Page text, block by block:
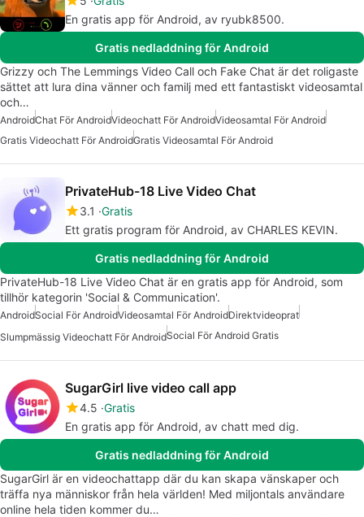
En gratis app för Android, av ryubk8500.
Gratis nedladdning för Android
Grizzy och The Lemmings Video Call och Fake Chat är det roligaste
sättet att lura dina vänner och familj med ett fantastiskt videosamtal
och…
AndroidChat För AndroidVideochatt För AndroidVideosamtal För Android
Gratis Videochatt För AndroidGratis Videosamtal För Android
PrivateHub-18 Live Video Chat
3.1 Gratis
Ett gratis program för Android, av CHARLES KEVIN.
Gratis nedladdning för Android
PrivateHub-18 Live Video Chat är en gratis app för Android, som
tillhör kategorin 'Social & Communication'.
AndroidSocial För AndroidVideosamtal För AndroidDirektvideoprat
Slumpmässig Videochatt För AndroidSocial För Android Gratis
SugarGirl live video call app
4.5 Gratis
En gratis app för Android, av chatt med dig.
Gratis nedladdning för Android
SugarGirl är en videochattapp där du kan skapa vänskaper och
träffa nya människor från hela världen! Med miljontals användare
online hela tiden kommer du…